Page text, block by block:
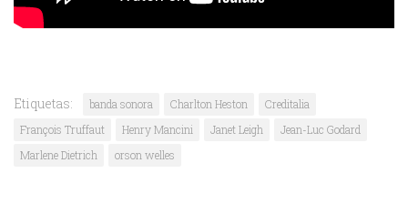
Etiquetas: banda sonora Charlton Heston
Creditalia
François Truffaut
Henry Mancini Janet Leigh
Jean-Luc Godard
Marlene Dietrich
orson welles